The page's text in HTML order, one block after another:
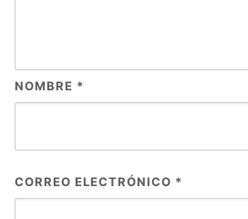
NOMBRE *
CORREO ELECTRÓNICO *